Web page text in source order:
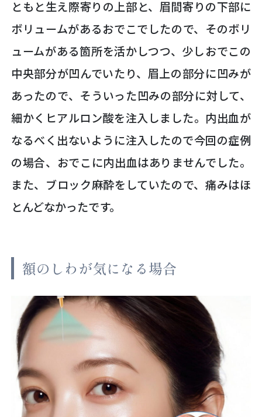
ともと生え際寄りの上部と、眉間寄りの下部に
ボリュームがあるおでこでしたので、そのボリ
ュームがある箇所を活かしつつ、少しおでこの
中央部分が凹んでいたり、眉上の部分に凹みが
あったので、そういった凹みの部分に対して、
細かくヒアルロン酸を注入しました。内出血が
なるべく出ないように注入したので今回の症例
の場合、おでこに内出血はありませんでした。
また、ブロック麻酔をしていたので、痛みはほ
とんどなかったです。
額のしわが気になる場合